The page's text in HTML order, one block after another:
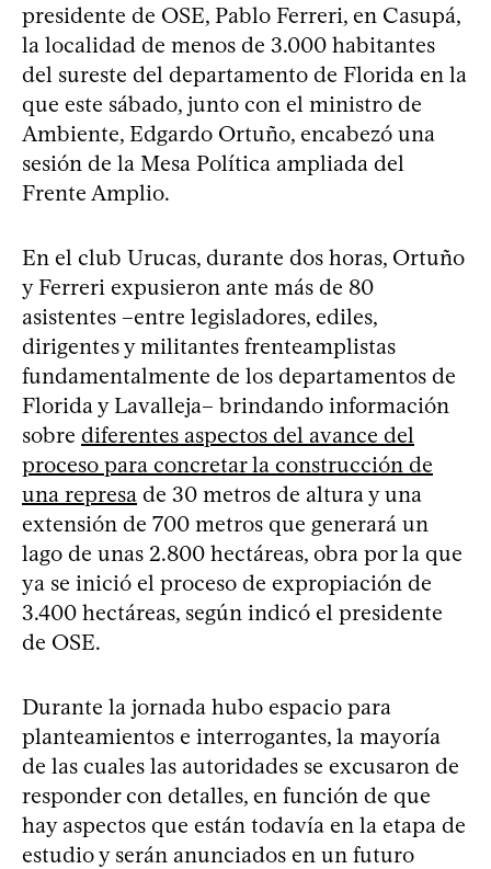
presidente de OSE, Pablo Ferreri, en Casupá,
la localidad de menos de 3.000 habitantes
del sureste del departamento de Florida en la
que este sábado, junto con el ministro de
Ambiente, Edgardo Ortuño, encabezó una
sesión de la Mesa Política ampliada del
Frente Amplio.
En el club Urucas, durante dos horas, Ortuño
y Ferreri expusieron ante más de 80
asistentes –entre legisladores, ediles,
dirigentes y militantes frenteamplistas
fundamentalmente de los departamentos de
Florida y Lavalleja– brindando información
sobre diferentes aspectos del avance del
proceso para concretar la construcción de
una represa de 30 metros de altura y una
extensión de 700 metros que generará un
lago de unas 2.800 hectáreas, obra por la que
ya se inició el proceso de expropiación de
3.400 hectáreas, según indicó el presidente
de OSE.
Durante la jornada hubo espacio para
planteamientos e interrogantes, la mayoría
de las cuales las autoridades se excusaron de
responder con detalles, en función de que
hay aspectos que están todavía en la etapa de
estudio y serán anunciados en un futuro